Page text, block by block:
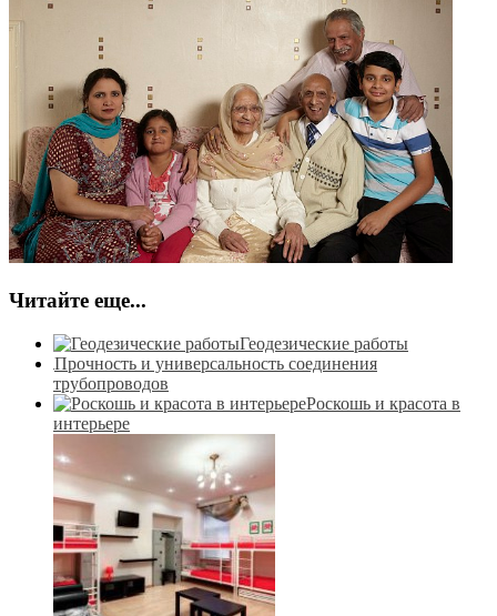
Читайте еще...
Геодезические работы
Прочность и универсальность соединения
трубопроводов
Роскошь и красота в
интерьере